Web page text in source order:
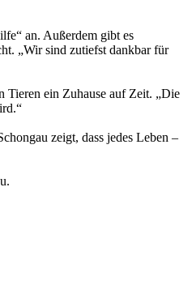
an. Außerdem gibt es
„Wir sind zutiefst dankbar für
Tieren ein Zuhause auf Zeit. „Die
zeigt, dass jedes Leben –